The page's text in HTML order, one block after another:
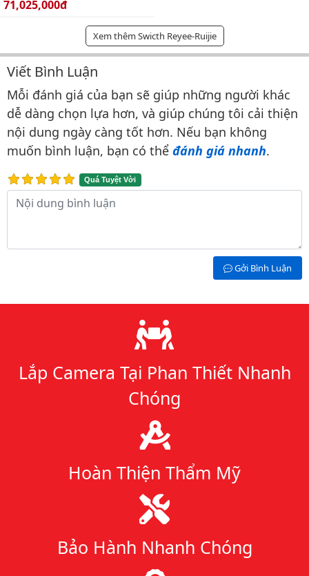
Giá bán:
71,025,000đ
Xem thêm Swicth Reyee-Ruijie
Bình luận & Đánh giá
Viết Bình Luận
Mỗi đánh giá của bạn sẽ giúp những người khác
dễ dàng chọn lựa hơn, và giúp chúng tôi cải thiện
nội dung ngày càng tốt hơn. Nếu bạn không
muốn bình luận, bạn có thể đánh giá nhanh.
Quá Tuyệt Vời
Nội dung bình luận
Gởi Bình Luận
Lý do chọn chúng tôi
Lắp Camera Tại Phan Thiết Nhanh
Chóng
Hoàn Thiện Thẩm Mỹ
Bảo Hành Nhanh Chóng